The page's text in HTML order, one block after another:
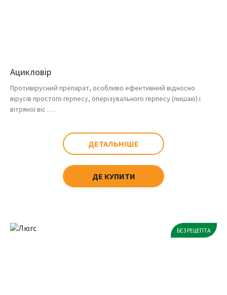
Ацикловір
Противірусний препарат, особливо ефективний відносно
вірусів простого герпесу, оперізувального герпесу (лишаю) і
вітряної віс . . .
ДЕТАЛЬНІШЕ
ДЕ КУПИТИ
БЕЗ РЕЦЕПТА